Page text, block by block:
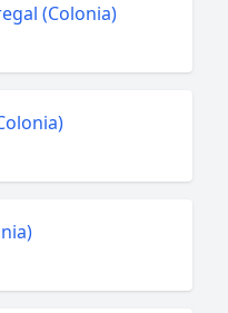
(Colonia)